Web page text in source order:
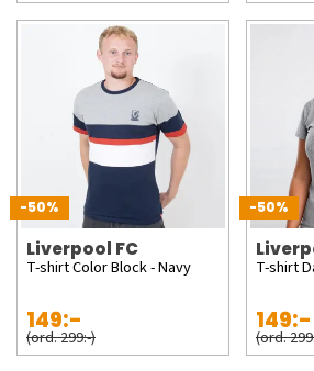
-50%
Liverpool FC
T-shirt Color Block - Navy
149:-
(ord. 299:-)
-50%
T-shirt
149:-
(ord.